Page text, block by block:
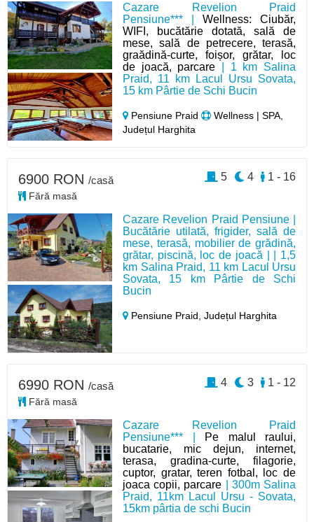
Cazare Revelion Praid
Pensiune*** |Wellness: Ciubăr,
WIFI, bucătărie dotată, sală de
mese, sală de petrecere, terasă,
graădină-curte, foișor, grătar, loc
de joacă, parcare | 1 km Salina
Praid, 11 km Lacul Ursu Sovata,
15 km Pârtie de Schi Bucin
Pensiune Praid
Wellness | SPA,
Județul Harghita
Cazare Revelion Praid Pensiune |
Bucătărie utilată, frigider, sală de
mese, terasă, mobilier de grădină,
grătar, piscină, loc de joacă | | 1,5
km Salina Praid, 11 km Lacul Ursu
Sovata, 15 km Pârtie de Schi
Bucin
Pensiune Praid,Județul Harghita
6900 RON /casă
Fără masă
1 - 16
4
5
Cazare Revelion Praid
Pensiune*** |
Pe malul raului,
bucatarie, mic dejun, internet,
terasa, gradina-curte, filagorie,
cuptor, gratar, teren fotbal, loc de
joaca copii, parcare | 300m Salina
Praid, 11km Lacul Ursu - Sovata,
15km pârtia de schi Bucin
6990 RON /casă
Fără masă
1 - 12
3
4